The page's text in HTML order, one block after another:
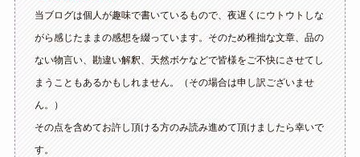
当ブログは個人が趣味で書いているもので、夜遅くにウトウトしな
がら感じたままの感想を綴っています。そのため稚拙な文章、品の
ない物言い、勘違い解釈、天然ボケなどで皆様をご不快にさせてし
まうこともあるかもしれません。（その場合は申し訳ございませ
ん。）
その点を含めてお許し頂ける方のみ読み進めて頂けましたら幸いで
す。